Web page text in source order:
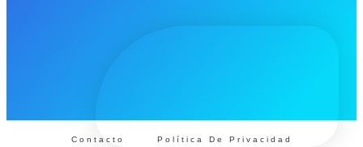
Contacto Política De Privacidad